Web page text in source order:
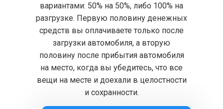
вариантами: 50% на 50%, либо 100% на
разгрузке. Первую половину денежных
средств вы оплачиваете только после
загрузки автомобиля, а вторую
половину после прибытия автомобиля
на место, когда вы убедитесь, что все
вещи на месте и доехали в целостности
и сохранности.